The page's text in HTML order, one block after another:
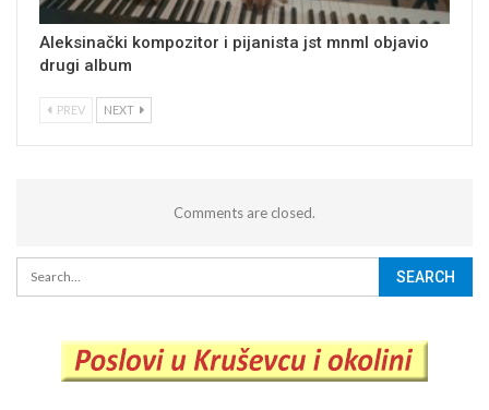
Aleksinački kompozitor i pijanista jst mnml objavio
drugi album
PREV NEXT
Comments are closed.